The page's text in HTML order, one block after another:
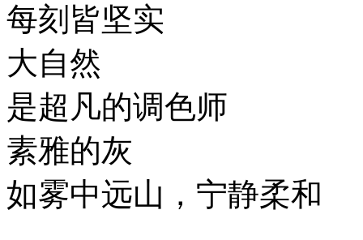
每刻皆坚实
大自然
是超凡的调色师
素雅的灰
如雾中远山，宁静柔和